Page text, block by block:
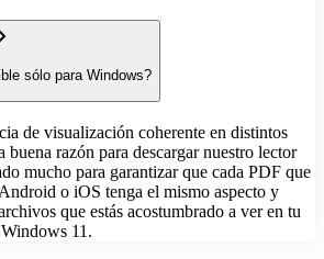
sólo para Windows?
de visualización coherente en distintos
buena razón para descargar nuestro lector
mucho para garantizar que cada PDF que
o iOS tenga el mismo aspecto y
que estás acostumbrado a ver en tu
11.